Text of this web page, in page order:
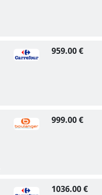
959.00 €
999.00 €
1036.00 €